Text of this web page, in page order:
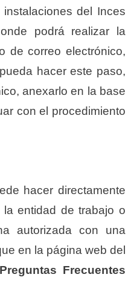
del Inces
podrá realizar la
de correo electrónico,
hacer este paso,
anexarlo en la base
con el procedimiento
hacer directamente
entidad de trabajo o
autorizada con una
en la página web del
Preguntas Frecuentes